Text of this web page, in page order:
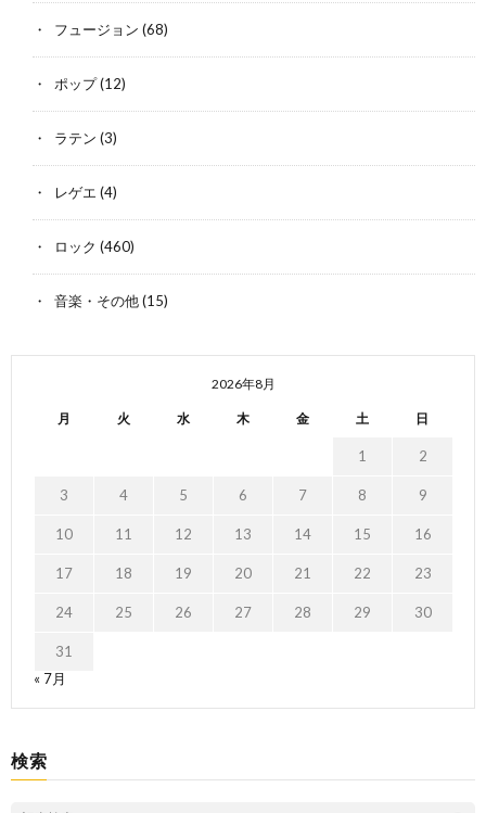
フュージョン (68)
ポップ(12)
ラテン (3)
レゲエ (4)
ロック (460)
音楽・その他(15)
2026年8月
月 火 水 木 金 土 日
1 2
3 4 5 6 7 8 9
10 11 12 13 14 15 16
17 18 19 20 21 22 23
24 25 26 27 28 29 30
31
« 7月
検索